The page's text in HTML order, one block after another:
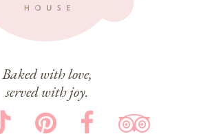
Baked with love,
served with joy.